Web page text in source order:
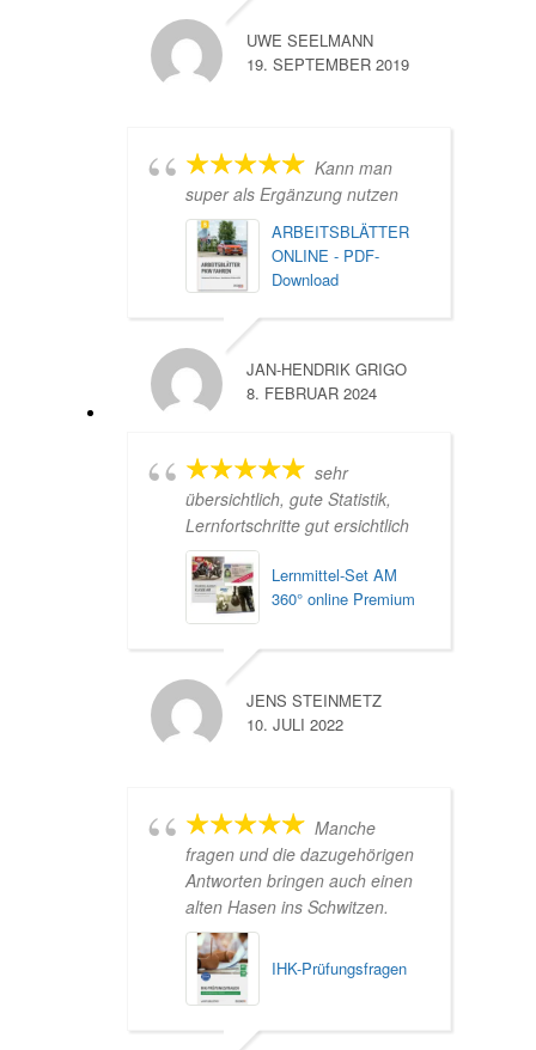
UWE SEELMANN
19. SEPTEMBER 2019
Kann man
super als Ergänzung nutzen
ARBEITSBLÄTTER
ONLINE - PDF-
Download
JAN-HENDRIK GRIGO
8. FEBRUAR 2024
sehr
übersichtlich, gute Statistik,
Lernfortschritte gut ersichtlich
Lernmittel-Set AM
360° online Premium
JENS STEINMETZ
10. JULI 2022
Manche
fragen und die dazugehörigen
Antworten bringen auch einen
alten Hasen ins Schwitzen.
IHK-Prüfungsfragen